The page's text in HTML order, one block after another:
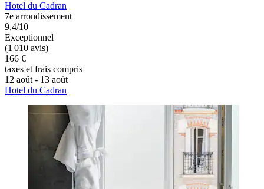
Hotel du Cadran
7e arrondissement
9,4/10
Exceptionnel
(1 010 avis)
166 €
taxes et frais compris
12 août - 13 août
Hotel du Cadran